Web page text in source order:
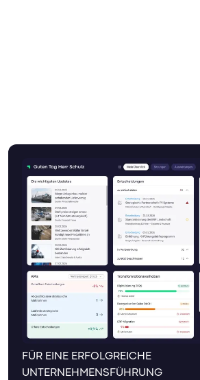
FÜR EINE ERFOLGREICHE
UNTERNEHMENSFÜHRUNG